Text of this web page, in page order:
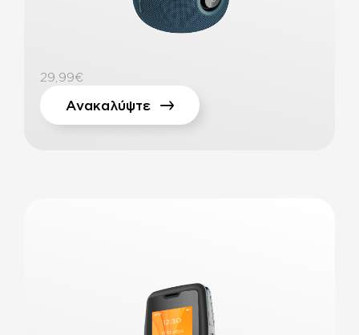
Ανακαλύψτε
29,99€